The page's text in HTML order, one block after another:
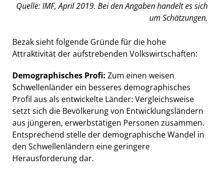
Quelle: IMF, April 2019. Bei den Angaben handelt es sich
um Schätzungen.
Bezak sieht folgende Gründe für die hohe
Attraktivität der aufstrebenden Volkswirtschaften:
Demographisches Profi: Zum einen weisen
Schwellenländer ein besseres demographisches
Profil aus als entwickelte Länder: Vergleichsweise
setzt sich die Bevölkerung von Entwicklungsländern
aus jüngeren, erwerbstätigen Personen zusammen.
Entsprechend stelle der demographische Wandel in
den Schwellenländern eine geringere
Herausforderung dar.